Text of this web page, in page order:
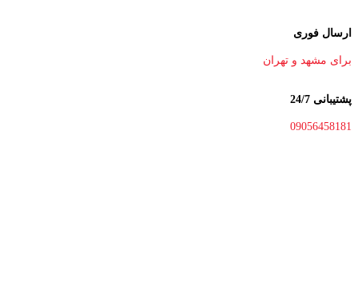
ارسال فوری
برای مشهد و تهران
پشتیبانی 24/7
09056458181